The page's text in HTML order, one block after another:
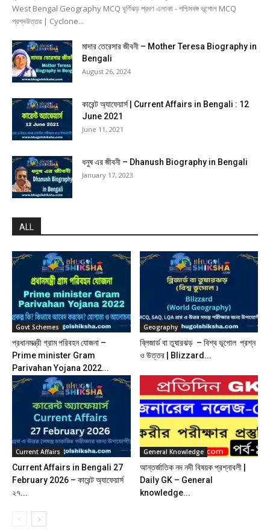
West Bengal Geography MCQ ঘূর্ণিঝড় প্রবণ এলাকা - পশ্চিমবঙ্গ ভূগোল MCQ
প্রশ্নউত্তর | Cyclone...
মাদার তেরেসার জীবনী – Mother Teresa Biography in
Bengali
August 26, 2024
কারেন্ট অ্যাফেয়ার্স | Current Affairs in Bengali : 12
June 2021
June 11, 2021
ধনুষ এর জীবনী – Dhanush Biography in Bengali
January 17, 2023
ALL
Govt Schemes
প্রধানমন্ত্রী গ্রাম পরিবহন যোজনা –
Prime minister Gram
Parivahan Yojana 2022...
Geography
ব্লিজার্ড বা তুষারঝড় – বিশ্ব ভূগোল প্রশ্ন
ও উত্তর | Blizzard...
Current Affairs
Current Affairs in Bengali 27
February 2026 – কারেন্ট অ্যাফেয়ার্স
২৭...
General Knowledge
আন্তর্জাতিক নদ নদী বিষয়ক প্রশ্নাবলী |
Daily GK – General
knowledge...